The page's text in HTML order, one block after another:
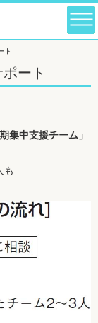
ト
ート
集中支援チーム」
も